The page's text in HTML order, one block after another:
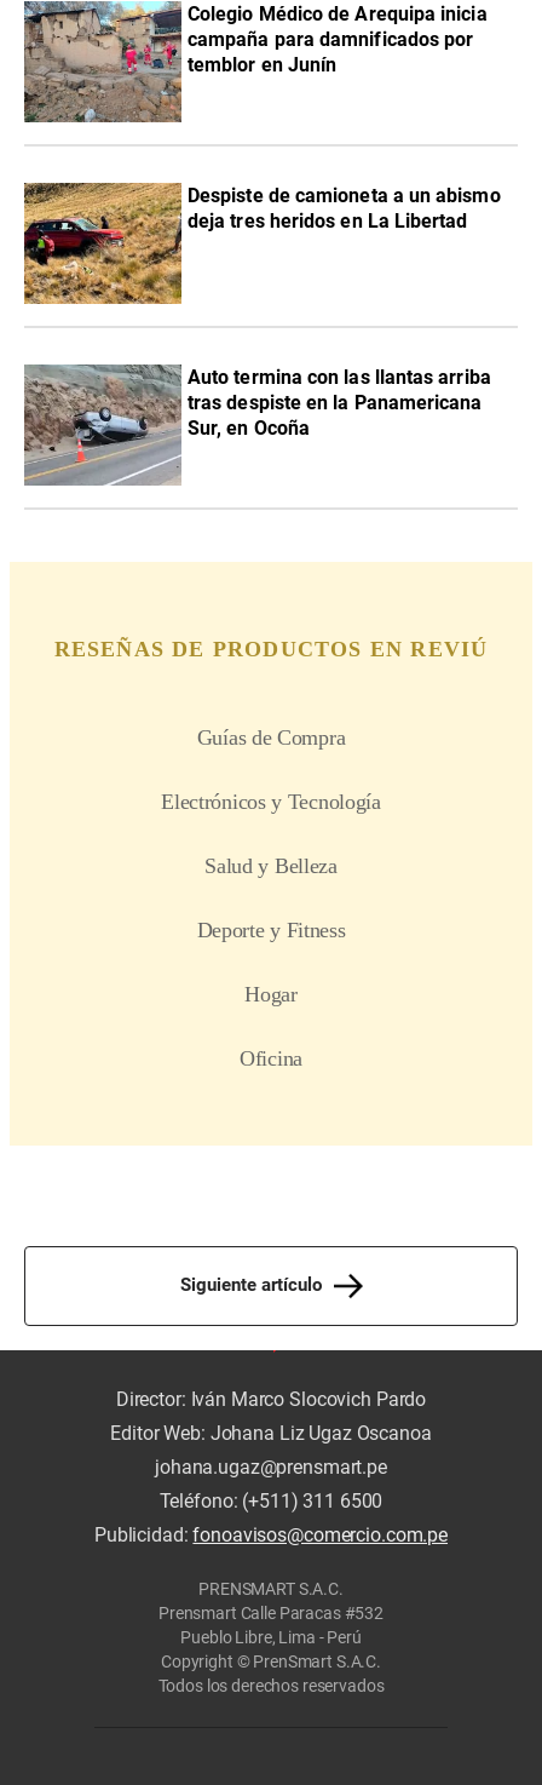
Colegio Médico de Arequipa inicia
campaña para damnificados por
temblor en Junín
Despiste de camioneta a un abismo
deja tres heridos en La Libertad
Auto termina con las llantas arriba
tras despiste en la Panamericana
Sur, en Ocoña
Siguiente artículo
Director: Iván Marco Slocovich Pardo
Editor Web: Johana Liz Ugaz Oscanoa
johana.ugaz@prensmart.pe
Teléfono: (+511) 311 6500
Publicidad:fonoavisos@comercio.com.pe
PRENSMART S.A.C.
Prensmart Calle Paracas #532
Pueblo Libre, Lima - Perú
Copyright © PrenSmart S.A.C.
Todos los derechos reservados